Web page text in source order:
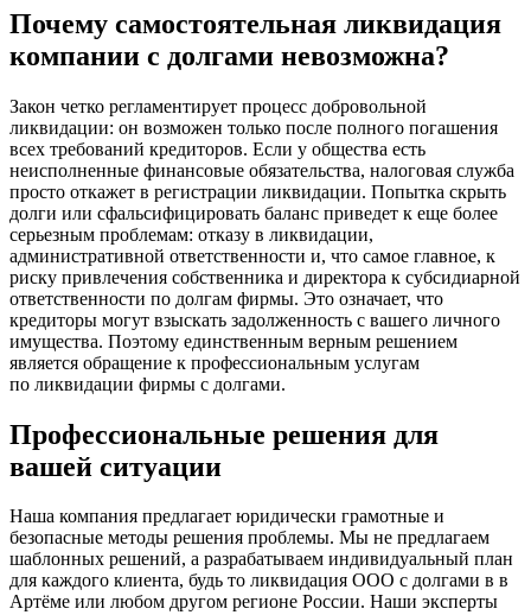
Почему самостоятельная ликвидация
компании с долгами невозможна?
Закон четко регламентирует процесс добровольной
ликвидации: он возможен только после полного погашения
всех требований кредиторов. Если у общества есть
неисполненные финансовые обязательства, налоговая служба
просто откажет в регистрации ликвидации. Попытка скрыть
долги или сфальсифицировать баланс приведет к еще более
серьезным проблемам: отказу в ликвидации,
административной ответственности и, что самое главное, к
риску привлечения собственника и директора к субсидиарной
ответственности по долгам фирмы. Это означает, что
кредиторы могут взыскать задолженность с вашего личного
имущества. Поэтому единственным верным решением
является обращение к профессиональным услугам
по ликвидации фирмы с долгами.
Профессиональные решения для
вашей ситуации
Наша компания предлагает юридически грамотные и
безопасные методы решения проблемы. Мы не предлагаем
шаблонных решений, а разрабатываем индивидуальный план
для каждого клиента, будь то ликвидация ООО с долгами в в
Артёме или любом другом регионе России. Наши эксперты